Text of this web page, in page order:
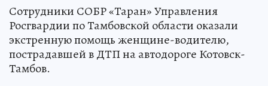
Сотрудники СОБР «Таран» Управления
Росгвардии по Тамбовской области оказали
экстренную помощь женщине-водителю,
пострадавшей в ДТП на автодороге Котовск-
Тамбов.